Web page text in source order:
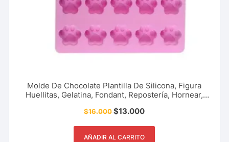
Molde De Chocolate Plantilla De Silicona, Figura
Huellitas, Gelatina, Fondant, Repostería, Hornear,
$16.000$13.000
AÑADIR AL CARRITO